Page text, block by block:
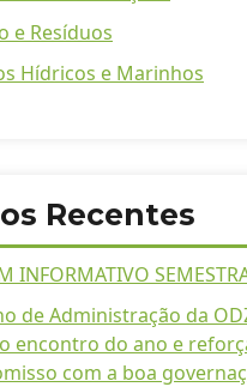
e Resíduos
Hídricos e Marinhos
Recentes
INFORMATIVO
de Administração da
encontro do ano e
com a boa